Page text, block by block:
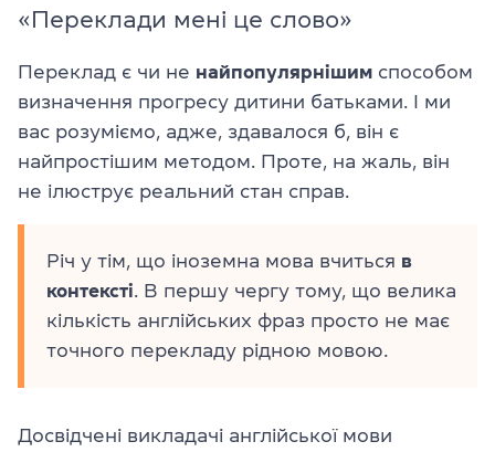
«Переклади мені це слово»
Переклад є чи не найпопулярнішим способом
визначення прогресу дитини батьками. І ми
вас розуміємо, адже, здавалося б, він є
найпростішим методом. Проте, на жаль, він
не ілюструє реальний стан справ.
Річ у тім, що іноземна мова вчиться в
контексті . В першу чергу тому, що велика
кількість англійських фраз просто не має
точного перекладу рідною мовою.
Досвідчені викладачі англійської мови